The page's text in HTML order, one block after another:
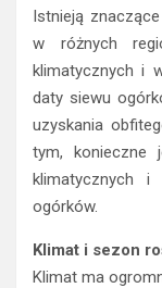
Istnieją
w różnych
klimatycznych i
daty siewu
uzyskania
tym, konieczne
klimatycznych i
ogórków.
Klimat i sezon
Klimat ma